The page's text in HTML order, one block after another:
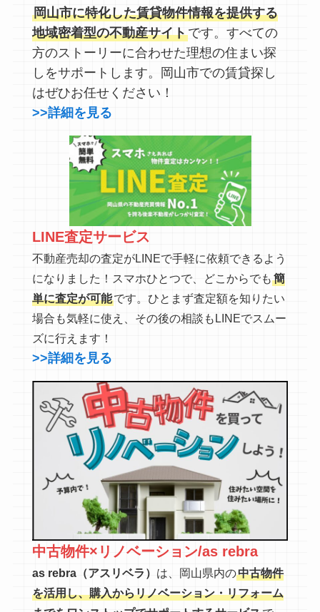
岡山市に特化した賃貸物件情報を提供する
地域密着型の不動産サイトです。すべての
方のストーリーに合わせた理想の住まい探
しをサポートします。岡山市での賃貸探し
はぜひお任せください！
>>詳細を見る
LINE査定サービス
不動産売却の査定がLINEで手軽に依頼できるよう
になりました！スマホひとつで、どこからでも 簡
単に査定が可能です。ひとまず査定額を知りたい
場合も気軽に使え、その後の相談もLINEでスムー
ズに行えます！
>>詳細を見る
中古物件×リノベーション/as rebra
as rebra（アスリベラ） は、岡山県内の中古物件
を活用し、購入からリノベーション・リフォーム